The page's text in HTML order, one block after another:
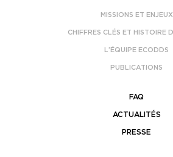
MISSIONS ET ENJEUX
CHIFFRES CLÉS ET HISTOIRE
L’ÉQUIPE ECODDS
PUBLICATIONS
FAQ
ACTUALITÉS
PRESSE